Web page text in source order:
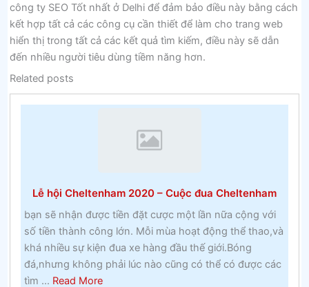
công ty SEO Tốt nhất ở Delhi để đảm bảo điều này bằng cách
kết hợp tất cả các công cụ cần thiết để làm cho trang web
hiển thị trong tất cả các kết quả tìm kiếm, điều này sẽ dẫn
đến nhiều người tiêu dùng tiềm năng hơn.
Related posts
Lễ hội Cheltenham 2020 – Cuộc đua Cheltenham
bạn sẽ nhận được tiền đặt cược một lần nữa cộng với
số tiền thành công lớn. Mỗi mùa hoạt động thể thao,và
khá nhiều sự kiện đua xe hàng đầu thế giới.Bóng
đá,nhưng không phải lúc nào cũng có thể có được các
tìm ... Read Moreabout